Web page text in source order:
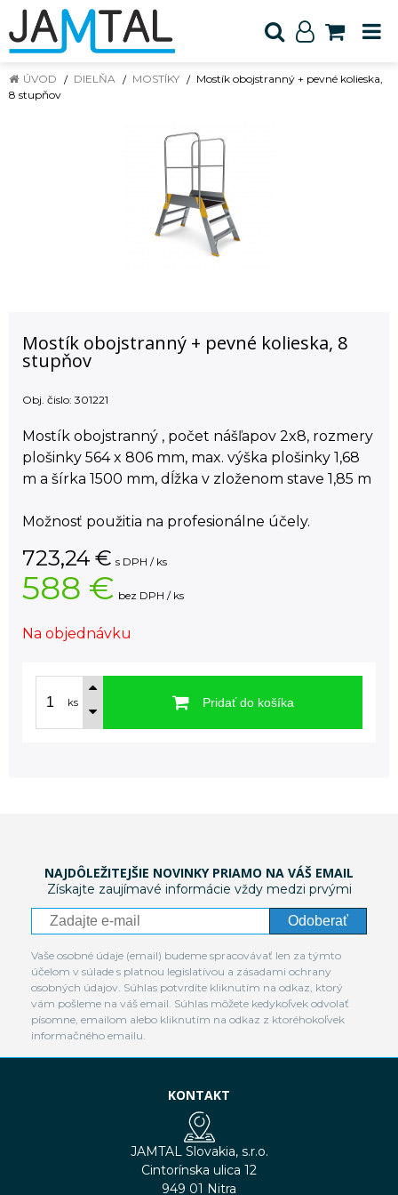
ÚVOD DIELŇA MOSTÍKY
Mostík obojstranný + pevné kolieska,
8 stupňov
Mostík obojstranný + pevné kolieska, 8
stupňov
Obj. čislo: 301221
Mostík obojstranný , počet nášľapov 2x8, rozmery
plošinky 564 x 806 mm, max. výška plošinky 1,68
m a šírka 1500 mm, dĺžka v zloženom stave 1,85 m
Možnosť použitia na profesionálne účely.
723,24 € s DPH / ks
588 € bez DPH / ks
Na objednávku
ks Pridať do košíka
NAJDÔLEŽITEJŠIE NOVINKY PRIAMO NA VÁŠ EMAIL
Získajte zaujímavé informácie vždy medzi prvými
Odoberať
Vaše osobné údaje (email) budeme spracovávať len za týmto
účelom v súlade s platnou legislatívou a zásadami ochrany
osobných údajov. Súhlas potvrdíte kliknutím na odkaz, ktorý
vám pošleme na váš email. Súhlas môžete kedykoľvek odvolať
písomne, emailom alebo kliknutím na odkaz z ktoréhokoľvek
informačného emailu.
KONTAKT
JAMTAL Slovakia, s.r.o.
Cintorínska ulica 12
949 01 Nitra